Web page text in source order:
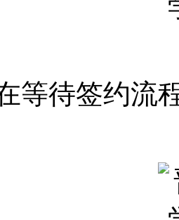
等待签约流